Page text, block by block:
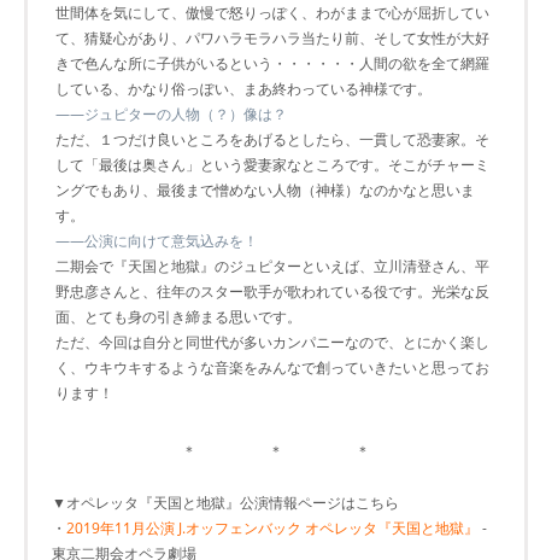
世間体を気にして、傲慢で怒りっぽく、わがままで心が屈折してい
て、猜疑心があり、パワハラモラハラ当たり前、そして女性が大好
きで色んな所に子供がいるという・・・・・・人間の欲を全て網羅
している、かなり俗っぽい、まあ終わっている神様です。
――ジュピターの人物（？）像は？
ただ、１つだけ良いところをあげるとしたら、一貫して恐妻家。そ
して「最後は奥さん」という愛妻家なところです。そこがチャーミ
ングでもあり、最後まで憎めない人物（神様）なのかなと思いま
す。
――公演に向けて意気込みを！
二期会で『天国と地獄』のジュピターといえば、立川清登さん、平
野忠彦さんと、往年のスター歌手が歌われている役です。光栄な反
面、とても身の引き締まる思いです。
ただ、今回は自分と同世代が多いカンパニーなので、とにかく楽し
く、ウキウキするような音楽をみんなで創っていきたいと思ってお
ります！
＊ ＊ ＊
▼オペレッタ『天国と地獄』公演情報ページはこちら
・ 2019年11月公演 J.オッフェンバック オペレッタ『天国と地獄』 -
東京二期会オペラ劇場